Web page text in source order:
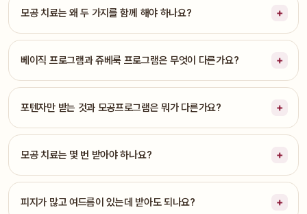
모공 치료는 왜 두 가지를 함께 해야 하나요?
베이직 프로그램과 쥬베룩 프로그램은 무엇이 다른가요?
포텐자만 받는 것과 모공프로그램은 뭐가 다른가요?
모공 치료는 몇 번 받아야 하나요?
피지가 많고 여드름이 있는데 받아도 되나요?